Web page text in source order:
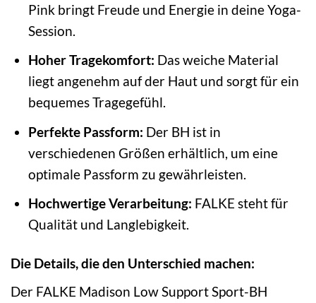
Pink bringt Freude und Energie in deine Yoga-
Session.
Hoher Tragekomfort: Das weiche Material
liegt angenehm auf der Haut und sorgt für ein
bequemes Tragegefühl.
Perfekte Passform: Der BH ist in
verschiedenen Größen erhältlich, um eine
optimale Passform zu gewährleisten.
Hochwertige Verarbeitung: FALKE steht für
Qualität und Langlebigkeit.
Die Details, die den Unterschied machen:
Der FALKE Madison Low Support Sport-BH